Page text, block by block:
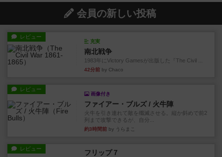
会員の新しい投稿
レビュー
充実
南北戦争
1983年にVictory Gamesが出版した『The Civil ...
42分前 by Chaco
レビュー
画像付き
ファイアー・ブルズ / 火牛陣
火牛を引き連れて敵を殲滅させる。縦か斜めで前2
列まで攻撃できるが、自分...
約3時間前 by うらまこ
レビュー フリップ７